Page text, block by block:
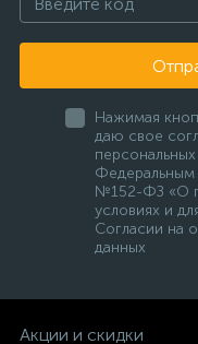
Нажимая
даю свое
Федеральным
№152-ФЗ «О
условиях и
Согласии на
данных
Акции и скидки